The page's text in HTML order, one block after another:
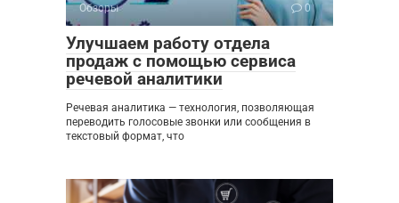
Обзоры 0
Улучшаем работу отдела
продаж с помощью сервиса
речевой аналитики
Речевая аналитика — технология, позволяющая
переводить голосовые звонки или сообщения в
текстовый формат, что